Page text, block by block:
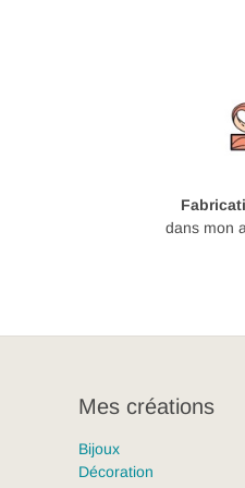
dans mon
Mes créations
Bijoux
Décoration